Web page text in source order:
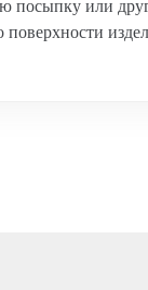
поверхности